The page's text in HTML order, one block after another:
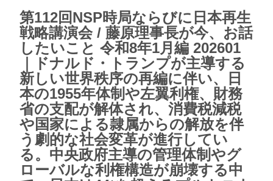
第112回NSP時局ならびに日本再生
戦略講演会 / 藤原理事長が今、お話
したいこと 令和8年1月編 202601
｜ドナルド・トランプが主導する
新しい世界秩序の再編に伴い、日
本の1955年体制や左翼利権、財務
省の支配が解体され、消費税減税
や国家による隷属からの解放を伴
う劇的な社会変革が進行してい
る。中央政府主導の管理体制やグ
ローバルな利権構造が崩壊する中